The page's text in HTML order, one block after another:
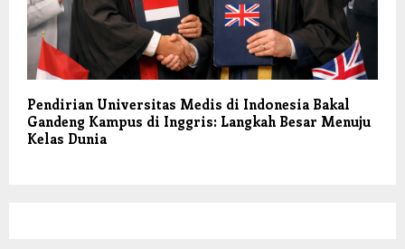
Pendirian Universitas Medis di Indonesia Bakal
Gandeng Kampus di Inggris: Langkah Besar Menuju
Kelas Dunia